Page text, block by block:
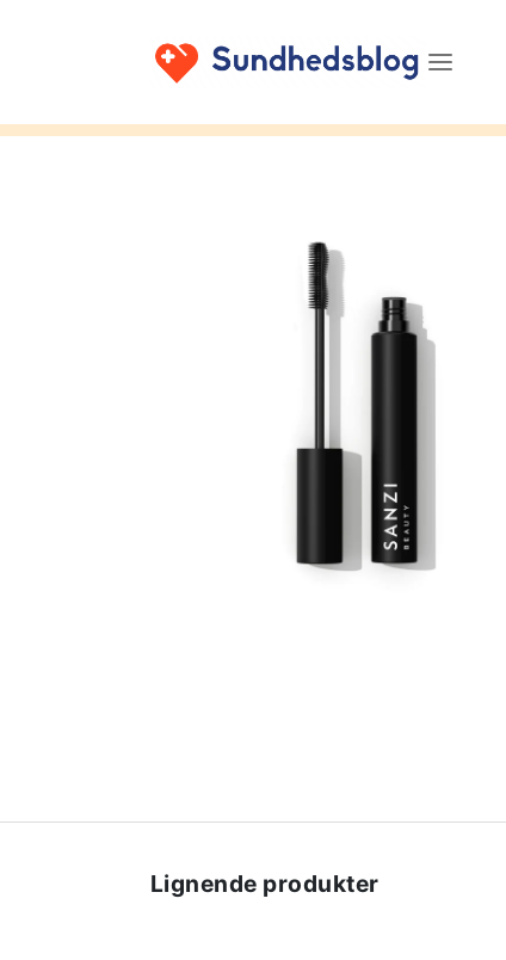
Lignende produkter